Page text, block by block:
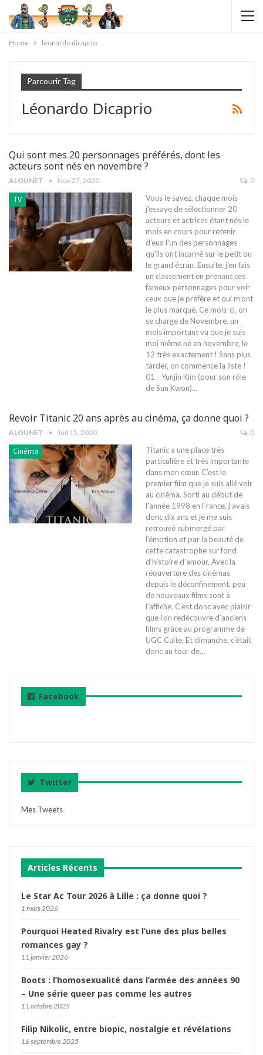
Home léonardo dicaprio
Parcourir Tag
Léonardo Dicaprio
Qui sont mes 20 personnages préférés, dont les
acteurs sont nés en novembre ?
ALOUNET Nov 27, 2020 0
TV
Vous le savez, chaque mois
j'essaye de sélectionner 20
acteurs et actrices étant nés le
mois en cours pour retenir
d'eux l'un des personnages
qu'ils ont incarné sur le petit ou
le grand écran. Ensuite, j'en fais
un classement en prenant ces
fameux personnages pour voir
ceux que je préfère et qui m'ont
le plus marqué. Ce mois-ci, on
se charge de Novembre, un
mois important vu que je suis
moi même né en novembre, le
12 très exactement ! Sans plus
tarder, on commence la liste !
01 - Yunjin Kim (pour son rôle
de Sun Kwon)…
Revoir Titanic 20 ans après au cinéma, ça donne quoi ?
ALOUNET Juil 15, 2020 0
Cinéma
Titanic a une place très
particulière et très importante
dans mon cœur. C’est le
premier film que je suis allé voir
au cinéma. Sorti au début de
l’année 1998 en France, j’avais
donc dix ans et je me suis
retrouvé submergé par
l’émotion et par la beauté de
cette catastrophe sur fond
d’histoire d’amour. Avec la
réouverture des cinémas
depuis le déconfinement, peu
de nouveaux films sont à
l’affiche. C’est donc avec plaisir
que l’on redécouvre d’anciens
films grâce au programme de
UGC Culte. Et dimanche, c’était
donc au tour de…
Facebook
Twitter
Mes Tweets
Articles Récents
Le Star Ac Tour 2026 à Lille : ça donne quoi ?
1 mars 2026
Pourquoi Heated Rivalry est l’une des plus belles
romances gay ?
11 janvier 2026
Boots : l’homosexualité dans l’armée des années 90
– Une série queer pas comme les autres
11 octobre 2025
Filip Nikolic, entre biopic, nostalgie et révélations
16 septembre 2025